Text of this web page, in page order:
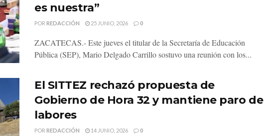
es nuestra”
POR REDACCIÓN 25 JUNIO, 2026 0
ZACATECAS.- Este jueves el titular de la Secretaría de Educación
Pública (SEP), Mario Delgado Carrillo sostuvo una reunión con los...
El SITTEZ rechazó propuesta de
Gobierno de Hora 32 y mantiene paro de
labores
POR REDACCIÓN 14 JUNIO, 2026 0